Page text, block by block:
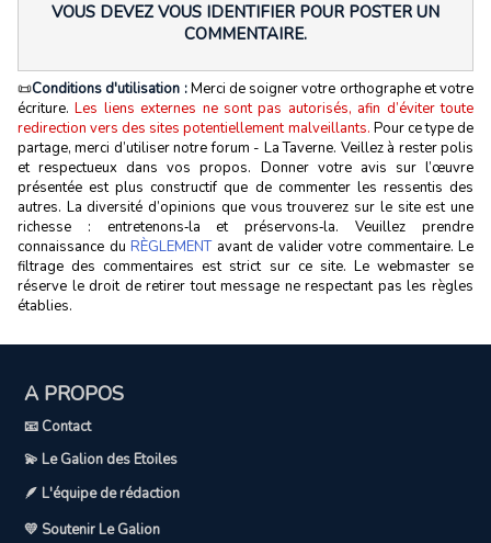
VOUS DEVEZ VOUS IDENTIFIER POUR POSTER UN
COMMENTAIRE.
📜Conditions d'utilisation :Merci de soigner votre orthographe et votre
écriture.Les liens externes ne sont pas autorisés, afin d’éviter toute
redirection vers des sites potentiellement malveillants. Pour ce type de
partage, merci d’utiliser notre forum - La Taverne. Veillez à rester polis
et respectueux dans vos propos. Donner votre avis sur l’œuvre
présentée est plus constructif que de commenter les ressentis des
autres. La diversité d’opinions que vous trouverez sur le site est une
richesse : entretenons‑la et préservons‑la. Veuillez prendre
connaissance du RÈGLEMENTavant de valider votre commentaire. Le
filtrage des commentaires est strict sur ce site. Le webmaster se
réserve le droit de retirer tout message ne respectant pas les règles
établies.
A PROPOS
📧 Contact
💫 Le Galion des Etoiles
🪶 L'équipe de rédaction
💛 Soutenir Le Galion